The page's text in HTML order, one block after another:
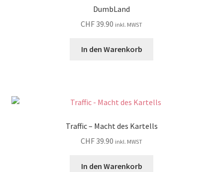
DumbLand
CHF39.90 inkl. MWST
In den Warenkorb
Traffic – Macht des Kartells
CHF39.90 inkl. MWST
In den Warenkorb